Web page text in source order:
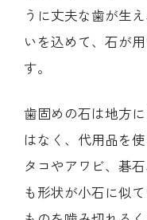
うに丈夫な歯が生
いを込めて、石が
す。
歯固めの石は地方
はなく、代用品を
タコやアワビ、碁
も形状が小石に似